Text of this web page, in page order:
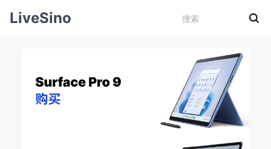
LiveSino